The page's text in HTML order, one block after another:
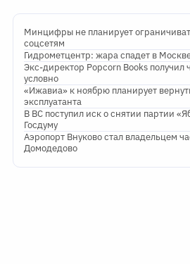
Минцифры не планирует
соцсетям
Гидрометцентр: жара спадет в
Экс-директор Popcorn Books получил
условно
«Ижавиа» к ноябрю планирует
эксплуатанта
В ВС поступил иск о снятии партии
Госдуму
Аэропорт Внуково стал владельцем
Домодедово